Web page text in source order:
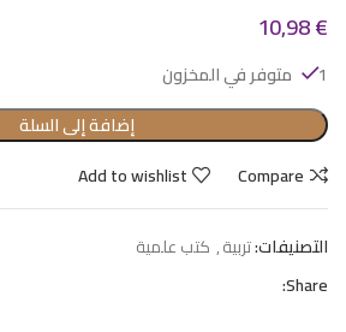
10,98€
1 متوفر في المخزون
إضافة إلى السلة
Compare
Add to wishlist
التصنيفات:تربية, كتب علمية
Share: